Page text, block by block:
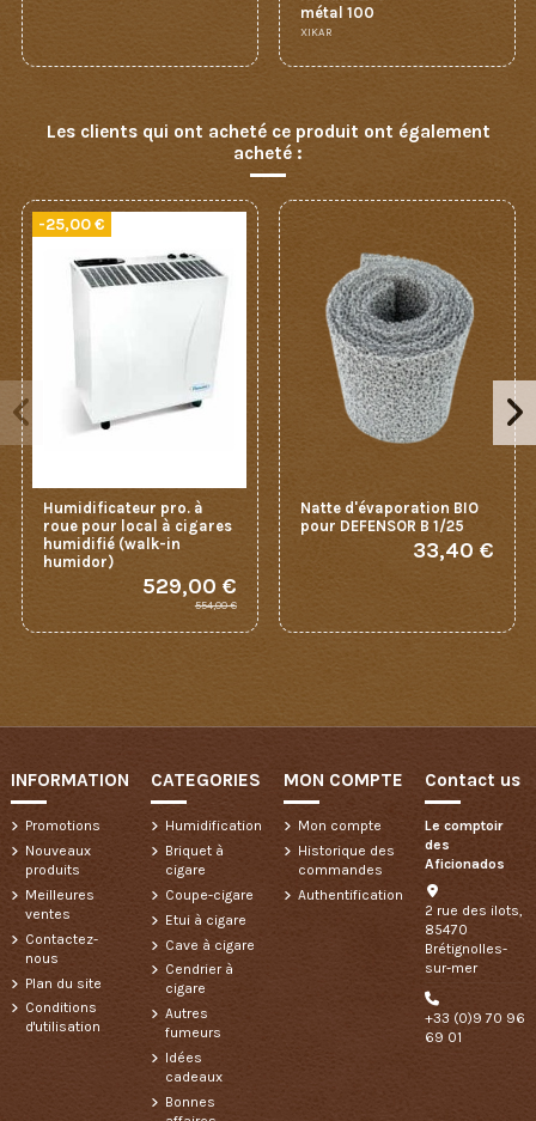
métal 100
XIKAR
Les clients qui ont acheté ce produit ont également
acheté :
-25,00 €
Humidificateur pro. à
roue pour local à cigares
humidifié (walk-in
humidor)
529,00 €
554,00 €
Natte d'évaporation BIO
pour DEFENSOR B 1/25
33,40 €
INFORMATION
Promotions
Nouveaux
produits
Meilleures
ventes
Contactez-
nous
Plan du site
Conditions
d'utilisation
CATEGORIES
Humidification
Briquet à
cigare
Coupe-cigare
Etui à cigare
Cave à cigare
Cendrier à
cigare
Autres
fumeurs
Idées
cadeaux
Bonnes
MON COMPTE
Mon compte
Historique des
commandes
Authentification
Contact us
Le comptoir
des
Aficionados
2 rue des ilots,
85470
Brétignolles-
sur-mer
+33 (0)9 70 96
69 01